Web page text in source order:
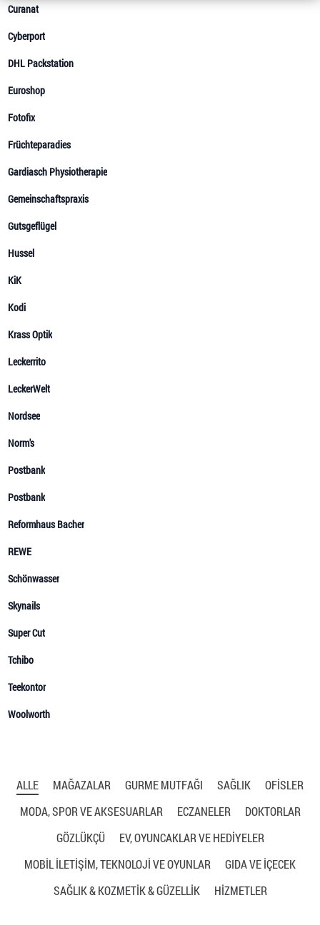
ALLE MAĞAZALAR GURME MUTFAĞI SAĞLIK
OFISLER
MODA, SPOR VE AKSESUARLAR
ECZANELER
DOKTORLAR
GÖZLÜKÇÜ
EV, OYUNCAKLAR VE HEDİYELER
MOBİL İLETİŞİM, TEKNOLOJİ VE OYUNLAR
GIDA VE İÇECEK
SAĞLIK & KOZMETİK & GÜZELLİK
HIZMETLER